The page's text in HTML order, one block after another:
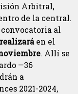
Arbitral,
de la central.
convocatoria al
en el
. Allí se
—36
a
2021-2024,